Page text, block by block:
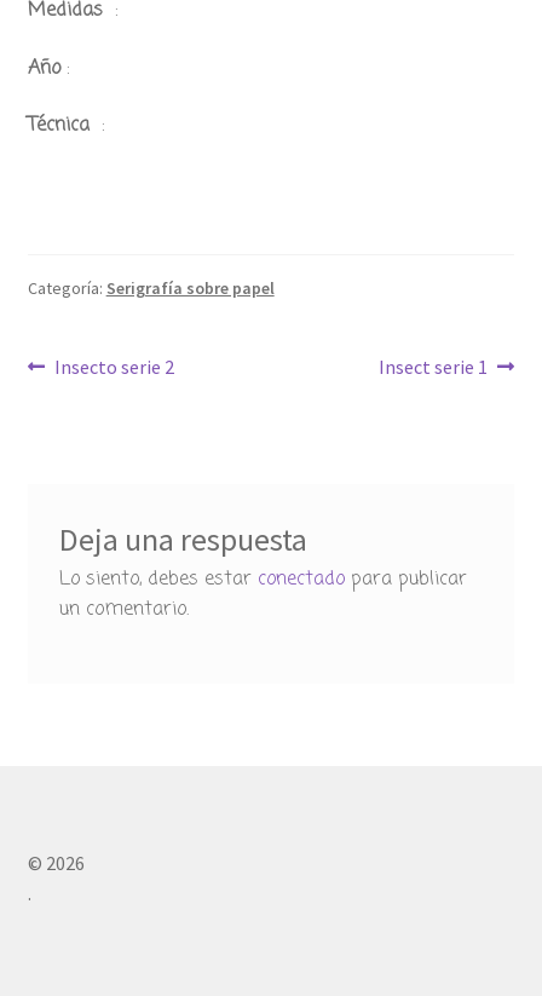
Medidas :
Año:
Técnica :
Categoría: Serigrafía sobre papel
Navegación
Anterior:
Insecto serie 2 Siguiente:
Insect serie 1
Deja una respuesta
Lo siento, debes estar conectadopara publicar
un comentario.
© 2026
.